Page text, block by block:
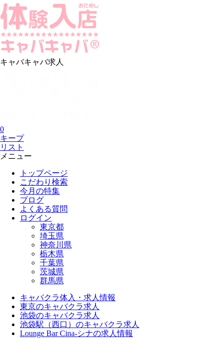
キャバキャバ求人
0
キープ
リスト
メニュー
トップページ
こだわり検索
今月の特集
ブログ
よくある質問
ログイン
東京都
埼玉県
神奈川県
栃木県
千葉県
茨城県
群馬県
キャバクラ体入・求人情報
東京のキャバクラ求人
池袋のキャバクラ求人
池袋駅（西口）のキャバクラ求人
Lounge Bar Cina-シナの求人情報